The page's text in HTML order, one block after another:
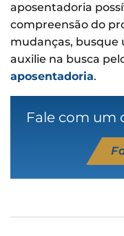
aposentadoria
compreensão do
mudanças, busque
auxilie na busca
aposentadoria.
Fale com um